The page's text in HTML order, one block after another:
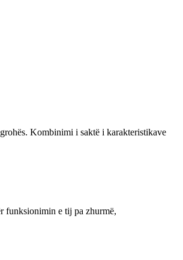
Kombinimi i saktë i karakteristikave
funksionimin e tij pa zhurmë,